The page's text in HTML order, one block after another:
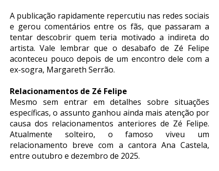
A publicação rapidamente repercutiu nas redes sociais
e gerou comentários entre os fãs, que passaram a
tentar descobrir quem teria motivado a indireta do
artista. Vale lembrar que o desabafo de Zé Felipe
aconteceu pouco depois de um encontro dele com a
ex-sogra, Margareth Serrão.
Relacionamentos de Zé Felipe
Mesmo sem entrar em detalhes sobre situações
específicas, o assunto ganhou ainda mais atenção por
causa dos relacionamentos anteriores de Zé Felipe.
Atualmente solteiro, o famoso viveu um
relacionamento breve com a cantora Ana Castela,
entre outubro e dezembro de 2025.